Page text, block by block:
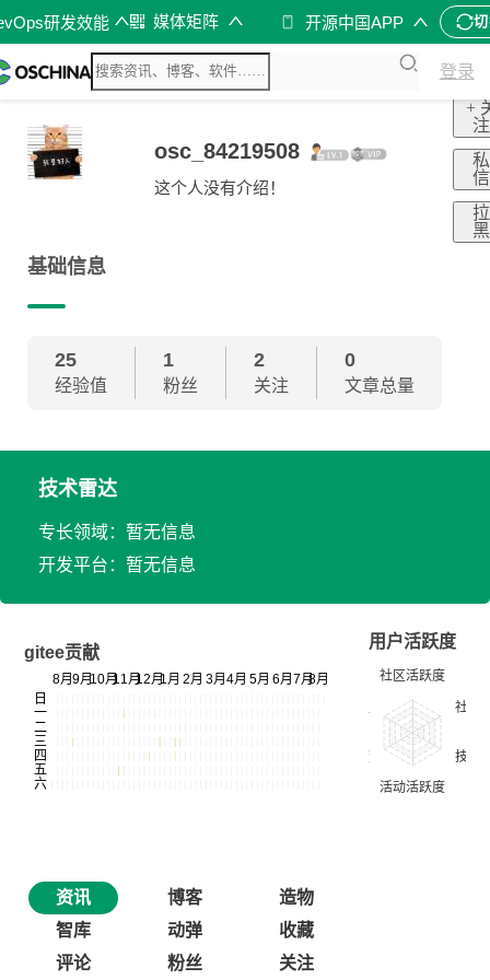
研发效能 媒体矩阵 开源中国APP
登录
osc_84219508
这个人没有介绍！
+
注
私
信
拉
黑
基础信息
25
经验值
1
粉丝
2
关注
0
文章总量
技术雷达
专长领域：暂无信息
开发平台：暂无信息
gitee贡献
用户活跃度
资讯 博客
造物
智库
动弹
收藏
评论
粉丝 关注